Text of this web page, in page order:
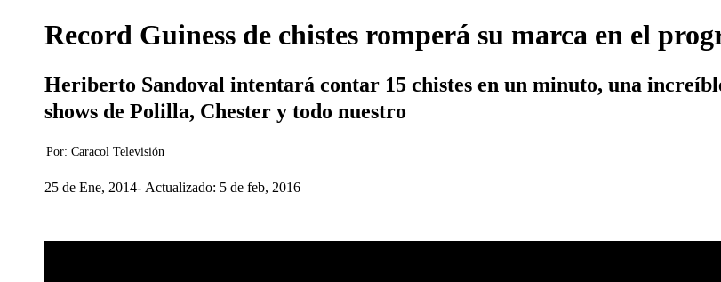
Record Guiness de chistes romperá su marca en el
Heriberto Sandoval intentará contar 15 chistes en un minuto, una
shows de Polilla, Chester y todo nuestro
Por: Caracol Televisión
25 de Ene, 2014 Actualizado: 5 de feb, 2016